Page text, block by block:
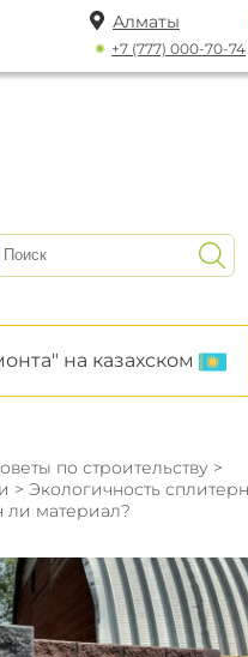
Алматы
+7 (777) 000-70-74
на казахском
по строительству >
> Экологичность
ли материал?